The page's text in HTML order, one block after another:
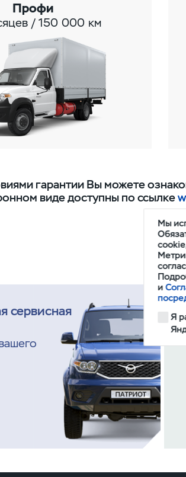
Профи
/ 150 000 км
гарантии Вы можете
виде доступны по ссылке
сервисная
Мы
и
Я